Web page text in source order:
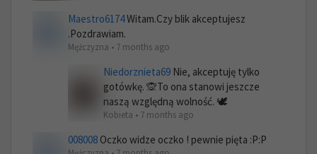
Maestro6174Witam.Czy blik akceptujesz
.Pozdrawiam.
Mężczyzna • 7 months ago
Niedorznieta69 Nie, akceptuję tylko
gotówkę. 🙊To ona stanowi jeszcze
naszą względną wolność. 🕊️
Kobieta • 7 months ago
008008 Oczko widze oczko ! pewnie pięta :P:P